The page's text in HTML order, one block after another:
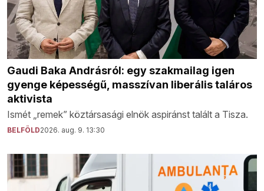
Gaudi Baka Andrásról: egy szakmailag igen
gyenge képességű, masszívan liberális taláros
aktivista
Ismét „remek” köztársasági elnök aspiránst talált a Tisza.
BELFÖLD2026. aug. 9. 13:30